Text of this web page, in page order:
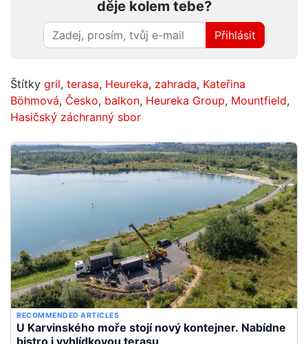
děje kolem tebe?
Přihlásit
Štítky gril, terasa, Heureka, zahrada, Kateřina
Böhmová, Česko, balkon, Heureka Group, Mountfield,
Hasičský záchranný sbor